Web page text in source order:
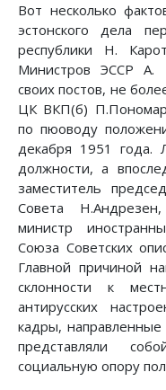
Вот несколько
эстонского дела
республики Н.
Министров ЭССР А.
своих постов, не
ЦК ВКП(б)
по пюоводу
декабря 1951 года.
должности, а
заместитель
Совета
министр
Союза Советских
Главной причиной
склонности к
антирусских
кадры,
представляли
социальную опору